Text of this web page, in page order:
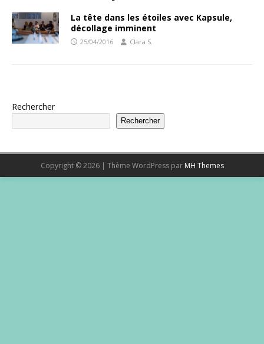
La tête dans les étoiles avec Kapsule,
décollage imminent
25/04/2016 Clara S.
Rechercher
Rechercher
Copyright © 2026 | Thème WordPress par MH Themes